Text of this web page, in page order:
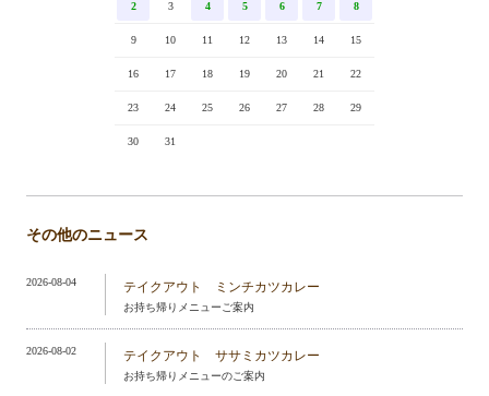
2 3 4 5 6 7 8
9 10 11 12 13 14 15
16 17 18 19 20 21 22
23 24 25 26 27 28 29
30 31
その他のニュース
2026-08-04 テイクアウト ミンチカツカレー
お持ち帰りメニューご案内
2026-08-02 テイクアウト ササミカツカレー
お持ち帰りメニューのご案内